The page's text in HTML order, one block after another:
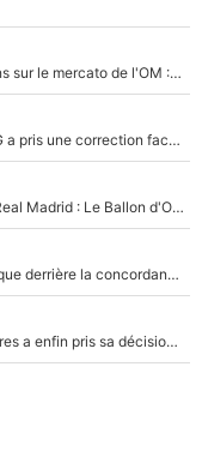
Medina, Rulli, Paixao... ça part dans tous les sens sur le mercato de l'OM : Frank McCourt va enfin récupérer l'argent qu'il attend ?
Sans Ousmane Dembélé et Désiré Doué, le PSG a pris une correction face à Majorque : Luis Enrique attend avec impatience des renforts !
Coup de théâtre en Espagne, Rodri va trahir le Real Madrid : Le Ballon d'Or a choisi de signer au FC Barcelone !
Mercato Analyse : Vincius Jr-Diomandé, la logique derrière la concordance des temps
Rester à Barcelone ou partir au PSG, Ferran Torres a enfin pris sa décision : La course contre la montre est lancée !